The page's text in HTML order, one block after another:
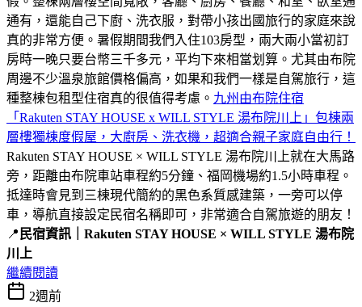
通有，還能自己下廚、洗衣服，對帶小孩出國旅行的家庭來說
真的非常方便。暑假期間我們入住103房型，兩大兩小當初訂
房時一晚只要台幣三千多元，平均下來相當划算。尤其由布院
周邊不少溫泉旅館價格偏高，如果和我們一樣是自駕旅行，這
種整棟包租型住宿真的很值得考慮。 九州由布院住宿
「Rakuten STAY HOUSE x WILL STYLE 湯布院川上」包棟兩
層樓獨棟度假屋，大廚房、洗衣機，超適合親子家庭自由行！
Rakuten STAY HOUSE × WILL STYLE 湯布院川上就在大馬路
旁，距離由布院車站車程約5分鐘、福岡機場約1.5小時車程。
抵達時會見到三棟現代簡約的黑色系質感建築，一旁可以停
車，導航直接設定民宿名稱即可，非常適合自駕旅遊的朋友！
📍 民宿資訊｜Rakuten STAY HOUSE × WILL STYLE 湯布院
川上
繼續閱讀
2週前